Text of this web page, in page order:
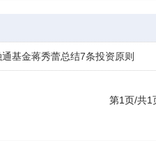
基金蒋秀蕾总结7条投资原则
第1页/共